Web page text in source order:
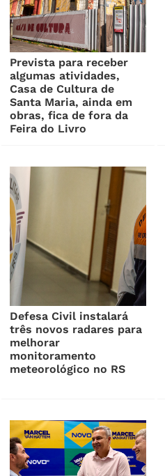
Prevista para receber
algumas atividades,
Casa de Cultura de
Santa Maria, ainda em
obras, fica de fora da
Feira do Livro
Defesa Civil instalará
três novos radares para
melhorar
monitoramento
meteorológico no RS